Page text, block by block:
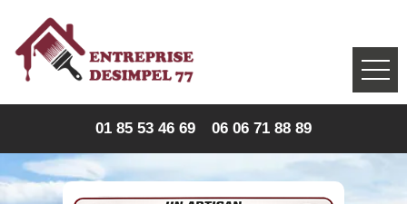
01 85 53 46 69 06 06 71 88 89